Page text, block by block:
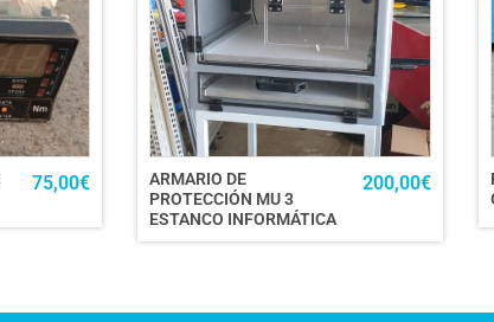
75,00€
ARMARIO DE
PROTECCIÓN MU 3
ESTANCO INFORMÁTICA
200,00€